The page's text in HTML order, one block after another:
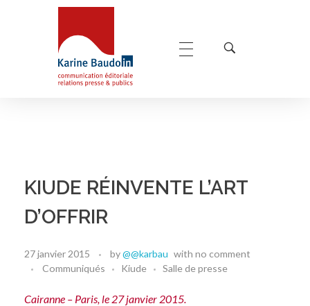
KIUDE RÉINVENTE L’ART
D’OFFRIR
27 janvier 2015 by@@karbau with no comment
Communiqués
Kiude Salle de presse
Cairanne – Paris, le 27 janvier 2015.